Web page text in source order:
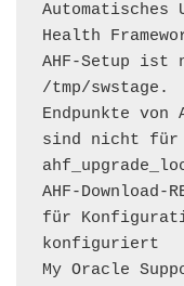
Automatisches
Health
AHF-Setup
/tmp/swstage.
Endpunkte von
sind nicht für
AHF-Download-
für
konfiguriert
My Oracle